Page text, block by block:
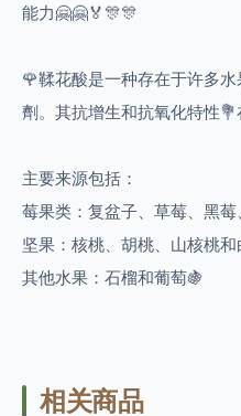
能力🤗🤗🏅🎊🎊
🌹鞣花酸是一种存在于许多
劑。其抗增生和抗氧化特性💐
主要来源包括：
莓果类：复盆子、草莓、黑
坚果：核桃、胡桃、山核桃
其他水果：石榴和葡萄🍇
相关商品